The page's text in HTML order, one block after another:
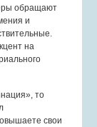
обращают
и
на
то
свои